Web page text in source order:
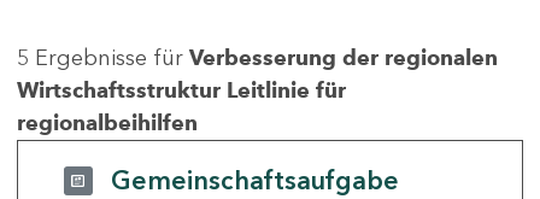
5 Ergebnisse für Verbesserung der regionalen
Wirtschaftsstruktur Leitlinie für
regionalbeihilfen
Gemeinschaftsaufgabe